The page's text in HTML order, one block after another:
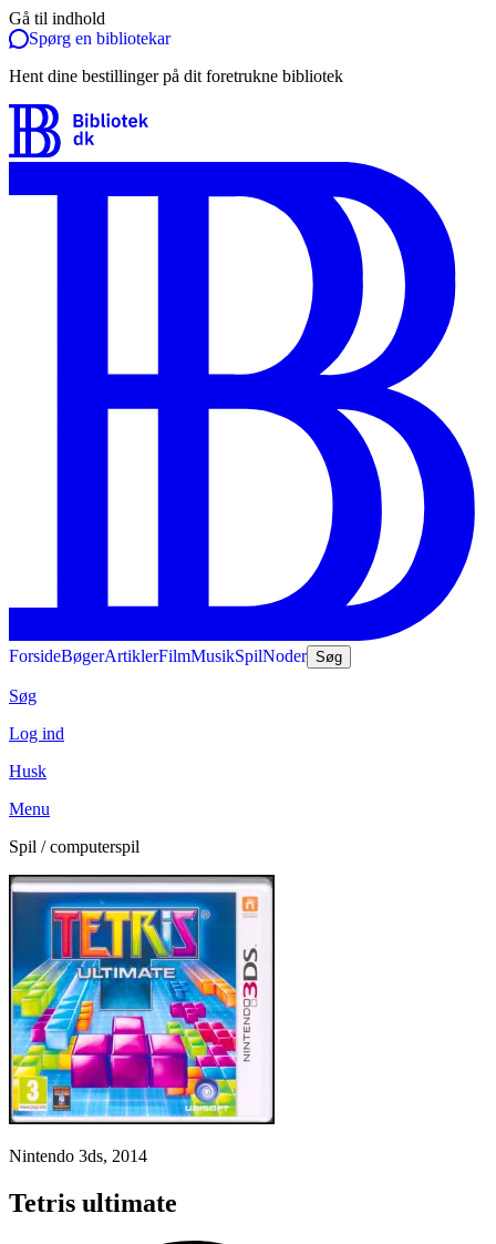
Gå til indhold
Spørg en bibliotekar
Hent dine bestillinger på dit foretrukne bibliotek
ForsideBøgerArtiklerFilmMusikSpilNoder Søg
Søg
Log ind
Husk
Menu
Spil / computerspil
Nintendo 3ds, 2014
Tetris ultimate